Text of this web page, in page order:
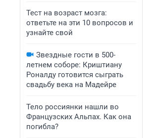
Тест на возраст мозга:
ответьте на эти 10 вопросов и
узнайте свой
Звездные гости в 500-
летнем соборе: Криштиану
Роналду готовится сыграть
свадьбу века на Мадейре
Тело россиянки нашли во
Французских Альпах. Как она
погибла?